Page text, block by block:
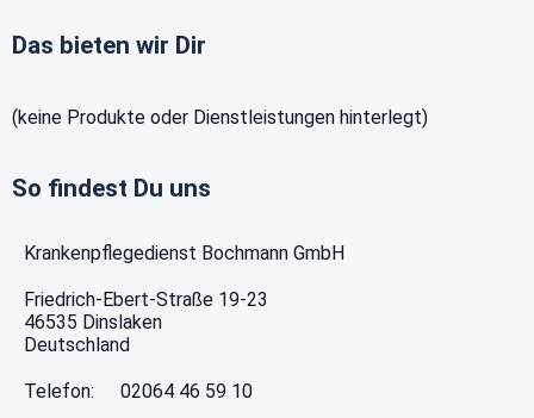
Das bieten wir Dir
(keine Produkte oder Dienstleistungen hinterlegt)
So findest Du uns
Krankenpflegedienst Bochmann GmbH
Friedrich-Ebert-Straße 19-23
46535 Dinslaken
Deutschland
Telefon: 02064 46 59 10